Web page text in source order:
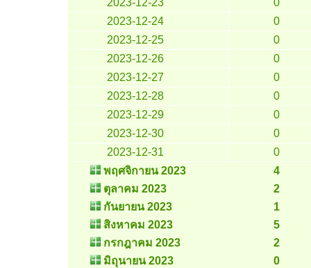
2023-12-23
0
2023-12-24
0
2023-12-25
0
2023-12-26
0
2023-12-27
0
2023-12-28
0
2023-12-29
0
2023-12-30
0
2023-12-31
0
พฤศจิกายน 2023
4
ตุลาคม 2023
2
กันยายน 2023
1
สิงหาคม 2023
5
กรกฎาคม 2023
2
มิถุนายน 2023
0